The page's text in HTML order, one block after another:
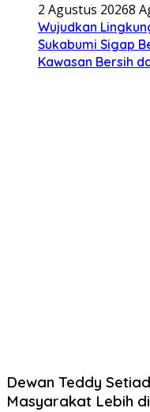
2 Agustus 20268
Wujudkan
Sukabumi Sigap
Kawasan Bersih
Dewan Teddy
Masyarakat Lebih